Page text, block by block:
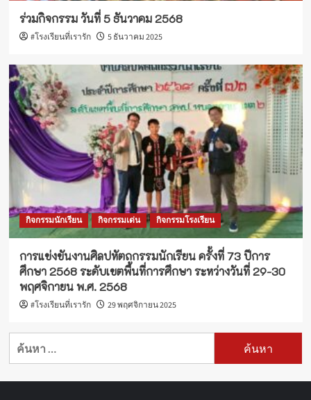
ร่วมกิจกรรม วันที่ 5 ธันวาคม 2568
#โรงเรียนที่เรารัก 5 ธันวาคม 2025
กิจกรรมนักเรียน กิจกรรมเด่น กิจกรรมโรงเรียน
การแข่งขันงานศิลปหัตถกรรมนักเรียน ครั้งที่ 73 ปีการ
ศึกษา 2568 ระดับเขตพื้นที่การศึกษา ระหว่างวันที่ 29-30
พฤศจิกายน พ.ศ. 2568
#โรงเรียนที่เรารัก 29 พฤศจิกายน 2025
ค้นหา